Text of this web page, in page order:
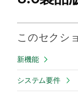
このセクシ
新機能
システム要件